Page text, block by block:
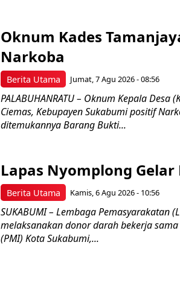
Berita Utama
Oknum Kades
Narkoba
Jumat, 7 Agu 2026 - 08:56
PALABUHANRATU – Oknum Kepala Desa
Ciemas, Kebupayen Sukabumi positif
ditemukannya Barang Bukti...
Berita Utama
Lapas Nyomplong
Kamis, 6 Agu 2026 - 10:56
SUKABUMI – Lembaga Pemasyarakatan
melaksanakan donor darah bekerja
(PMI) Kota Sukabumi,...